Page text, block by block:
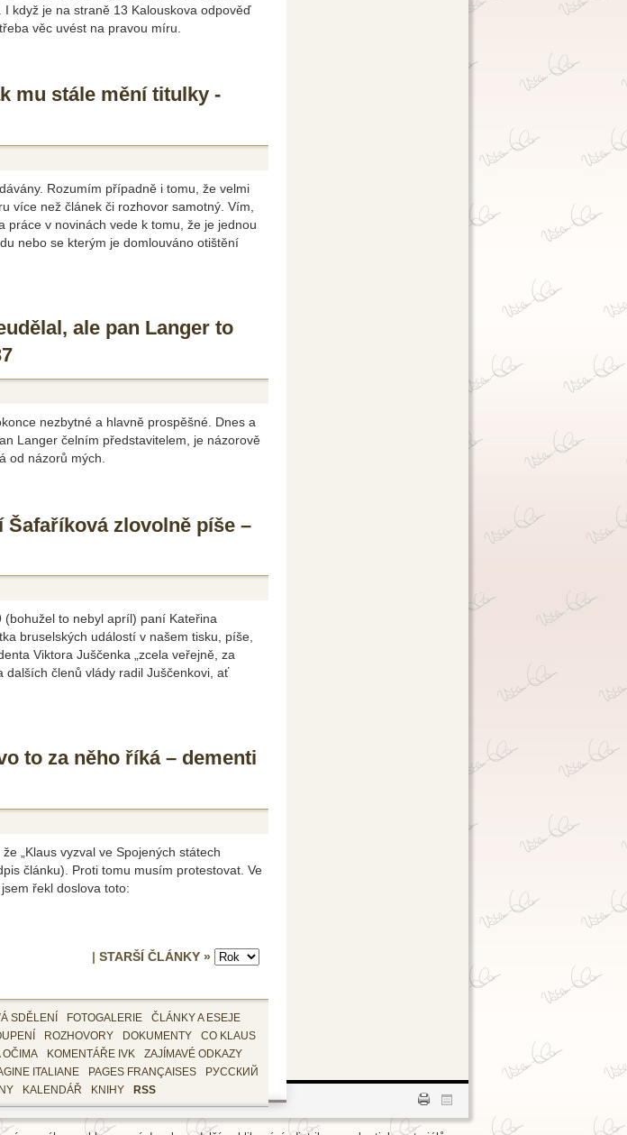
když je na straně 13 Kalouskova odpověď
věc uvést na pravou míru.
mu stále mění titulky -
Rozumím případně i tomu, že velmi
více než článek či rozhovor samotný. Vím,
práce v novinách vede k tomu, že je jednou
nebo se kterým je domlouváno otištění
ale pan Langer to
nezbytné a hlavně prospěšné. Dnes a
Langer čelním představitelem, je názorově
od názorů mých.
Šafaříková zlovolně píše –
to nebyl apríl) paní Kateřina
bruselských událostí v našem tisku, píše,
Viktora Juščenka „zcela veřejně, za
členů vlády radil Juščenkovi, ať
to za něho říká – dementi
„Klaus vyzval ve Spojených státech
článku). Proti tomu musím protestovat. Ve
řekl doslova toto:
| STARŠÍ ČLÁNKY »
SDĚLENÍ FOTOGALERIE
ČLÁNKY A ESEJE
ROZHOVORY DOKUMENTY
CO KLAUS
OČIMA KOMENTÁŘE IVK
ZAJÍMAVÉ ODKAZY
ITALIANE PAGES FRANÇAISES
РУССКИЙ
KALENDÁŘ KNIHY RSS